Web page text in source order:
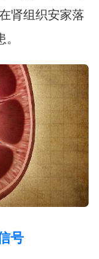
肾组织安家落
号